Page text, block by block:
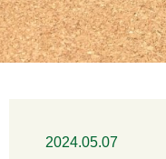
2024.05.07